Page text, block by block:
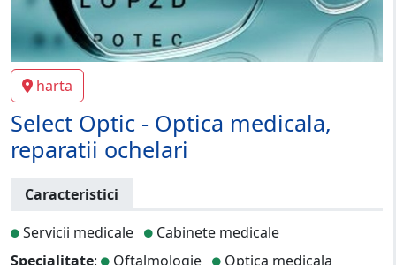
harta
Select Optic - Optica medicala,
reparatii ochelari
Caracteristici
Servicii medicale
Cabinete medicale
Specialitate: Oftalmologie Optica medicala